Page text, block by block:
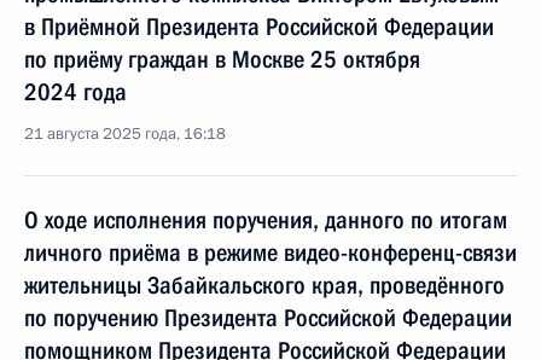
в Приёмной Президента Российской Федерации
по приёму граждан в Москве 25 октября
2024 года
21 августа 2025 года, 16:18
О ходе исполнения поручения, данного по итогам
личного приёма в режиме видео-конференц-связи
жительницы Забайкальского края, проведённого
по поручению Президента Российской Федерации
помощником Президента Российской Федерации